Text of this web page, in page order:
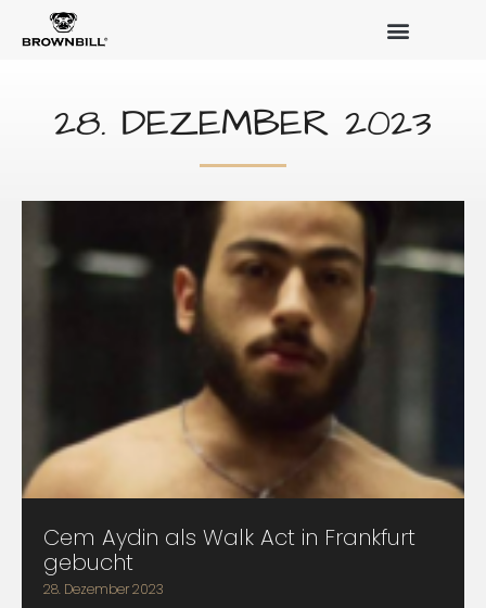
28. DEZEMBER 2023
Cem Aydin als Walk Act in Frankfurt
gebucht
28. Dezember 2023